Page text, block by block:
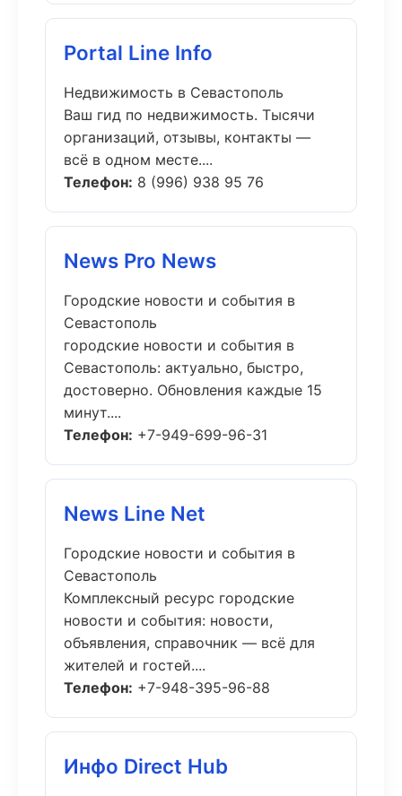
Portal Line Info
Недвижимость в Севастополь
Ваш гид по недвижимость. Тысячи
организаций, отзывы, контакты —
всё в одном месте....
Телефон: 8 (996) 938 95 76
News Pro News
Городские новости и события в
Севастополь
городские новости и события в
Севастополь: актуально, быстро,
достоверно. Обновления каждые 15
минут....
Телефон: +7-949-699-96-31
News Line Net
Городские новости и события в
Севастополь
Комплексный ресурс городские
новости и события: новости,
объявления, справочник — всё для
жителей и гостей....
Телефон: +7-948-395-96-88
Инфо Direct Hub